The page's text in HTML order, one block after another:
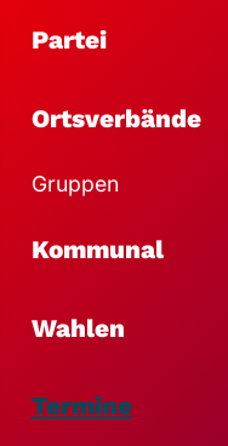
Partei
Ortsverbände
Gruppen
Kommunal
Wahlen
Termine